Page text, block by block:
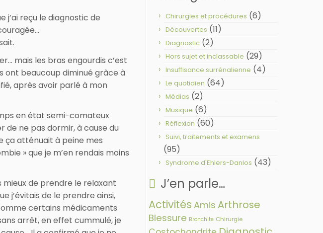
j’ai reçu le diagnostic de
mais les bras engourdis c’est
ont beaucoup diminué grâce à
après avoir parlé à mon
en état semi-comateux
de ne pas dormir, à cause du
ça atténuait à peine mes
» que je m’en rendais moins
mieux de prendre le relaxant
j’évitais de le prendre ainsi,
certains médicaments
arrêt, en effet cummulé, je
Chirurgies et procédures (6)
Découvertes (11)
Diagnostic (2)
Hors sujet et inclassable (29)
Insuffisance surrénalienne (4)
Le quotidien (64)
Médias (2)
Musique (6)
Réflexion (60)
Suivi, traitements et examens
(95)
Syndrome d'Ehlers-Danlos (43)
J’en parle…
Activités Amis Arthrose
Blessure Bronchite Chirurgie